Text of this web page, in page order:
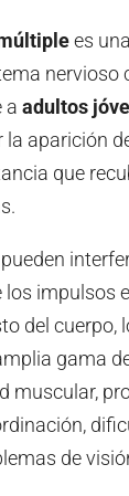
es
nervioso
a adultos
aparición
que
impulsos
del cuerpo,
gama
muscular,
de